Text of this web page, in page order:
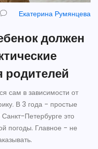
Екатерина Румянцева
должен
родителей
сам в зависимости от
В 3 года - простые
Петербурге это
погоды. Главное - не